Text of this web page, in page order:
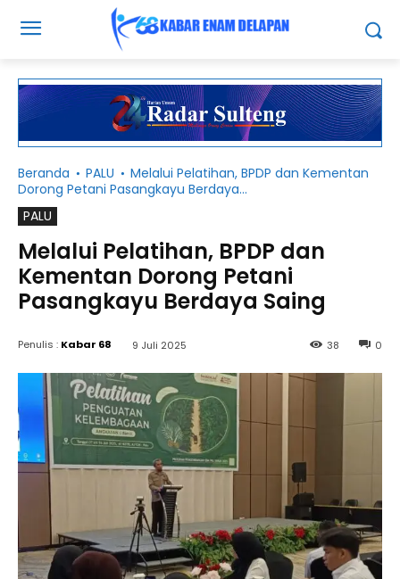
Beranda PALU
Melalui Pelatihan, BPDP dan Kementan
Dorong Petani Pasangkayu Berdaya...
PALU
Melalui Pelatihan, BPDP dan
Kementan Dorong Petani
Pasangkayu Berdaya Saing
Penulis : Kabar 68 9 Juli 2025 0
38